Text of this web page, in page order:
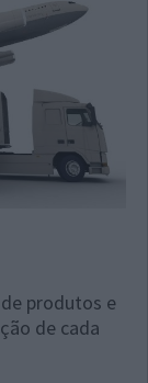
produtos e
de cada